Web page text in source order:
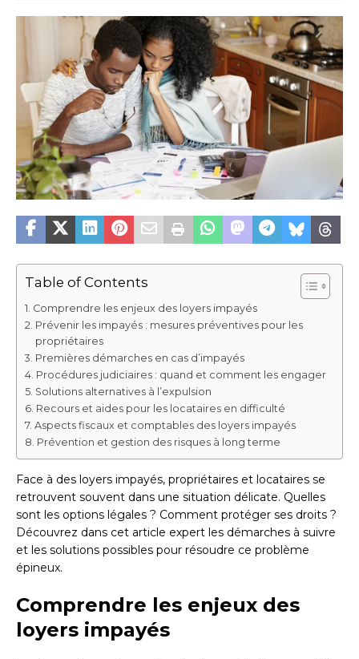
Table of Contents
Comprendre les enjeux des loyers impayés
Prévenir les impayés : mesures préventives pour les
propriétaires
Premières démarches en cas d’impayés
Procédures judiciaires : quand et comment les engager
Solutions alternatives à l’expulsion
Recours et aides pour les locataires en difficulté
Aspects fiscaux et comptables des loyers impayés
Prévention et gestion des risques à long terme
Face à des loyers impayés, propriétaires et locataires se
retrouvent souvent dans une situation délicate. Quelles
sont les options légales ? Comment protéger ses droits ?
Découvrez dans cet article expert les démarches à suivre
et les solutions possibles pour résoudre ce problème
épineux.
Comprendre les enjeux des
loyers impayés